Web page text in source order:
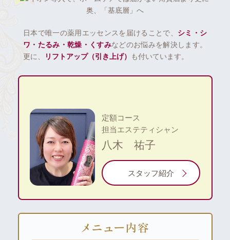
日本で唯一の薬用エッセンスを届けることで、 シミ・シ
ワ・たるみ・乾燥・くすみなどのお悩みを解決します。
更に、
リフトアップ（引き上げ） も付いています。
定額コース
担当エステティシャン
八木 祐子
スタッフ紹介